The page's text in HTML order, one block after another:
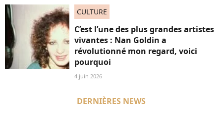
CULTURE
C’est l’une des plus grandes artistes
vivantes : Nan Goldin a
révolutionné mon regard, voici
pourquoi
4 juin 2026
DERNIÈRES NEWS